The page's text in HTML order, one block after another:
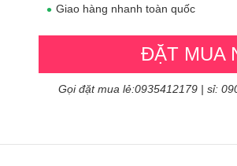
Giao hàng nhanh toàn quốc
ĐẶT MUA
Gọi đặt mua lẻ:0935412179 | sỉ: